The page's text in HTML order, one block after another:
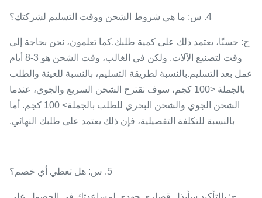
4. س: ما هي شروط الشحن ووقت التسليم لشركتك؟
ج: حسنًا، يعتمد ذلك على كمية طلبك.كما تعلمون، نحن بحاجة إلى
وقت لتصنيع الآلات. ولكن في الغالب، وقت الشحن هو 3-8 أيام
عمل بعد التسليم.بالنسبة لطريقة التسليم، بالنسبة للعينة والطلب
بالجملة <100 كجم، سوف نقترح الشحن السريع والجوي، عندما
الشحن الجوي والشحن البحري للطلب بالجملة> 100 كجم. أما
بالنسبة للتكلفة التفصيلية، فإن ذلك يعتمد على طلبك النهائي.
5. س: هل تعطي أي خصم؟